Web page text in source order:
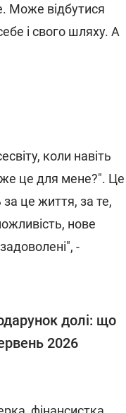
Може відбутися
і свого шляху. А
коли навіть
це для мене?". Це
за це життя, за те,
нове
-
долі: що
2026